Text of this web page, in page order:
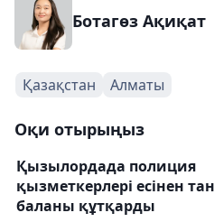
Ботагөз Ақиқат
Қазақстан Алматы
Оқи отырыңыз
Қызылордада полиция
қызметкерлері есінен
баланы құтқарды